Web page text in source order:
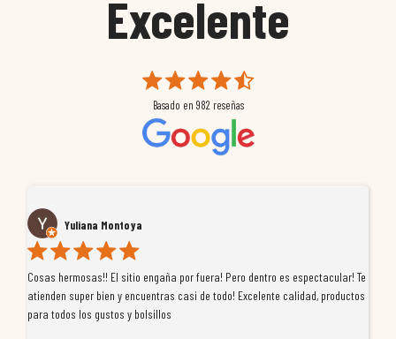
Excelente
Basado en 982 reseñas
Yuliana Montoya
Cosas hermosas!! El sitio engaña por fuera! Pero dentro es espectacular! Te
atienden super bien y encuentras casi de todo! Excelente calidad, productos
para todos los gustos y bolsillos